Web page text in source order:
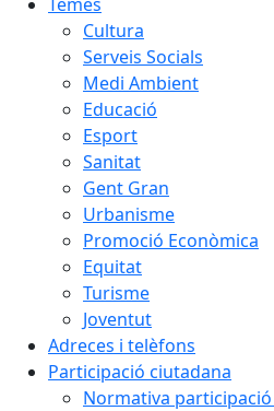
Cultura
Serveis Socials
Medi Ambient
Educació
Esport
Sanitat
Gent Gran
Urbanisme
Promoció Econòmica
Equitat
Turisme
Joventut
Adreces i telèfons
Participació ciutadana
Normativa